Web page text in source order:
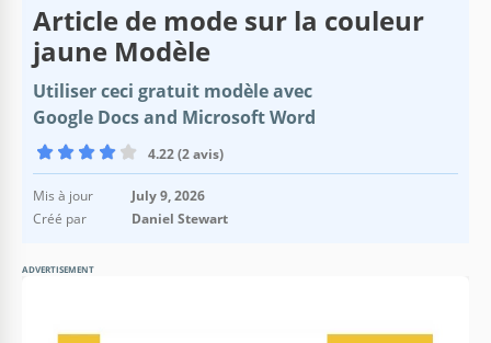
Article de mode sur la couleur
jaune Modèle
Utiliser ceci gratuit modèle avec
Google Docs and Microsoft Word
4.22 (2 avis)
Mis à jour
July 9, 2026
Créé par
Daniel Stewart
ADVERTISEMENT